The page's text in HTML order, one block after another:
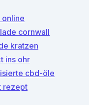
cornwall
kratzen
ins ohr
cbd-öle
rezept